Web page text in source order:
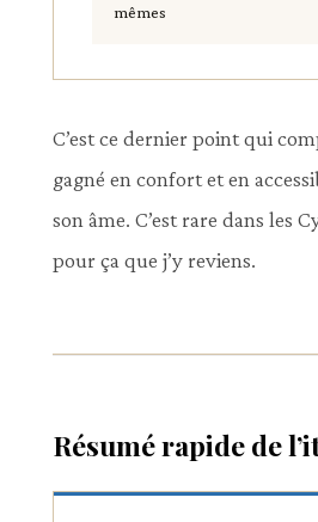
mêmes
C’est ce dernier point qui
gagné en confort et en
son âme. C’est rare dans les
pour ça que j’y reviens.
Résumé rapide de